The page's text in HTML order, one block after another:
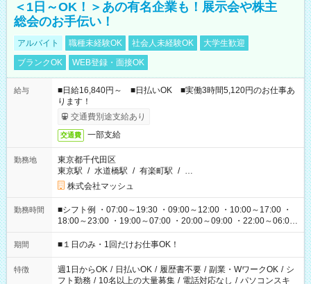
＜1日～OK！＞あの有名企業も！展示会や株主
総会のお手伝い！
アルバイト 職種未経験OK 社会人未経験OK
大学生歓迎
ブランクOK
WEB登録・面接OK
給与
■日給16,840円～ ■日払いOK ■実働3時間5,120円のお仕事あ
ります！
交通費別途支給あり
交通費 一部支給
勤務地
東京都千代田区
東京駅 / 水道橋駅 / 有楽町駅 / …
株式会社マッシュ
勤務時間
■シフト例 ・07:00～19:30 ・09:00～12:00 ・10:00～17:00 ・
18:00～23:00 ・19:00～07:00 ・20:00～09:00 ・22:00～06:00
etc ★最短で3時間で5,120円のお仕事から 15時間で2万円近く稼
げるお仕事も！ ご希望のお時間に合わせてご紹介！ ※シフトは
ください！
期間 ■１日のみ・1回だけお仕事OK！
特徴 週1日からOK / 日払いOK / 履歴書不要 / 副業・WワークOK / シ
フト勤務 / 10名以上の大量募集 / 電話対応なし / パソコンスキ